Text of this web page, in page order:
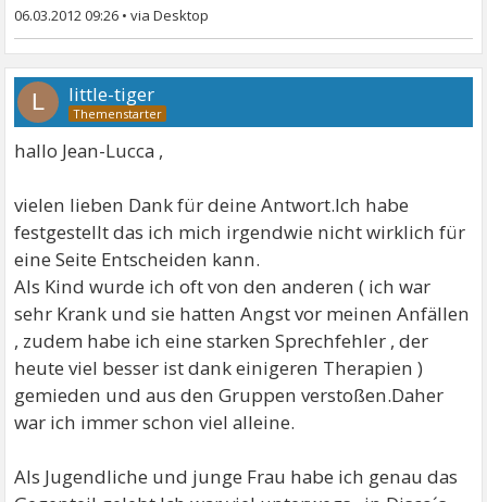
06.03.2012 09:26 •
L little-tiger
hallo Jean-Lucca ,
vielen lieben Dank für deine Antwort.Ich habe
festgestellt das ich mich irgendwie nicht wirklich für
eine Seite Entscheiden kann.
Als Kind wurde ich oft von den anderen ( ich war
sehr Krank und sie hatten Angst vor meinen Anfällen
, zudem habe ich eine starken Sprechfehler , der
heute viel besser ist dank einigeren Therapien )
gemieden und aus den Gruppen verstoßen.Daher
war ich immer schon viel alleine.
Als Jugendliche und junge Frau habe ich genau das